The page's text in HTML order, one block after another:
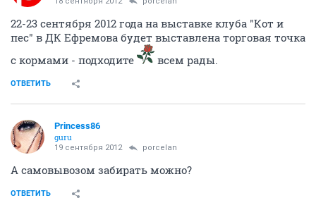
22-23 сентября 2012 года на выставке клуба "Кот и
пес" в ДК Ефремова будет выставлена торговая точка
с кормами - подходите
всем рады.
ОТВЕТИТЬ
Princess86
guru
19 сентября 2012 porcelan
А самовывозом забирать можно?
ОТВЕТИТЬ